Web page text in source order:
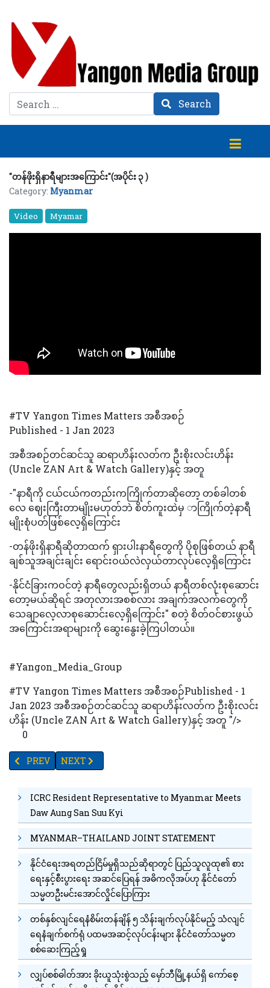
Search Search
"တန်ဖိုးရှိနာရီများအကြောင်း"(အပိုင်း ၃ )
Category: Myanmar
Video Myamar
#TV Yangon Times Matters အစီအစဉ်
Published - 1 Jan 2023
အစီအစဉ်တင်ဆင်သူ ဆရာဟိန်းလတ်က ဦးစိုးလင်းဟိန်း
(Uncle ZAN Art & Watch Gallery)နှင့် အတူ
-"နာရီကို ငယ်ငယ်ကတည်းကကြိုက်တာဆိုတော့ တစ်ခါတစ်
လေ ဈေးကြီးတာမျိုးမဟုတ်ဘဲ စိတ်ကူးထဲမှ ာကြိုက်တဲ့နာရီ
မျိုးစုံပတ်ဖြစ်လေ့ရှိကြောင်း
-တန်ဖိုးရှိနာရီဆိုတာထက် ရှားပါးနာရီတွေကို ပိုစုဖြစ်တယ် နာရီ
ချစ်သူအချင်းချင်း ရောင်းဝယ်လဲလှယ်တာလုပ်လေ့ရှိကြောင်း
-နိုင်ငံခြားကဝင်တဲ့ နာရီတွေလည်းရှိတယ် နာရီတစ်လုံးစုဆောင်း
တော့မယ်ဆိုရင် အတုလားအစစ်လား အချက်အလက်တွေကို
သေချာလေ့လာစုဆောင်းလေ့ရှိကြောင်း" စတဲ့ စိတ်ဝင်စားဖွယ်
အကြောင်းအရာများကို ဆွေးနွေးခဲ့ကြပါတယ်။
#Yangon_Media_Group
#TV Yangon Times Matters အစီအစဉ်Published - 1
Jan 2023 အစီအစဉ်တင်ဆင်သူ ဆရာဟိန်းလတ်က ဦးစိုးလင်း
ဟိန်း (Uncle ZAN Art & Watch Gallery)နှင့် အတူ "/>
0
PREVIOUS ARTICLE: (၇၅) နှစ်မြောက် စိန်ရတု လွတ်လပ်ရေးနေ့ အ
PREV NEXT ARTICLE: လာမည့်နှစ်တွင် မန္တလေးနန်းတွင်းနှင့်အ
NEXT
ICRC Resident Representative to Myanmar Meets
Daw Aung San Suu Kyi
MYANMAR–THAILAND JOINT STATEMENT
နိုင်ငံရေးအရတည်ငြိမ်မှုရှိသည်ဆိုရာတွင် ပြည်သူလူထု၏ စား
ရေးနှင့်စီးပွားရေး အဆင်ပြေရန် အဓိကလိုအပ်ဟု နိုင်ငံတော်
သမ္မတဦးမင်းအောင်လှိုင်ပြောကြား
တစ်နှစ်လျင်ရေနံစိမ်းတန်ချိန် ၅ သိန်းချက်လုပ်နိုင်မည့် သံလျင်
ရေနံချက်စက်ရုံ ပထမအဆင့်လုပ်ငန်းများ နိုင်ငံတော်သမ္မတ
စစ်ဆေးကြည့်ရှု
လျှပ်စစ်ဓါတ်အား ခိုးယူသုံးစွဲသည့် မှော်ဘီမြို့နယ်ရှိ ကော်စေ့